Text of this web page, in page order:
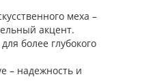
меха –
акцент.
более глубокого
– надежность и